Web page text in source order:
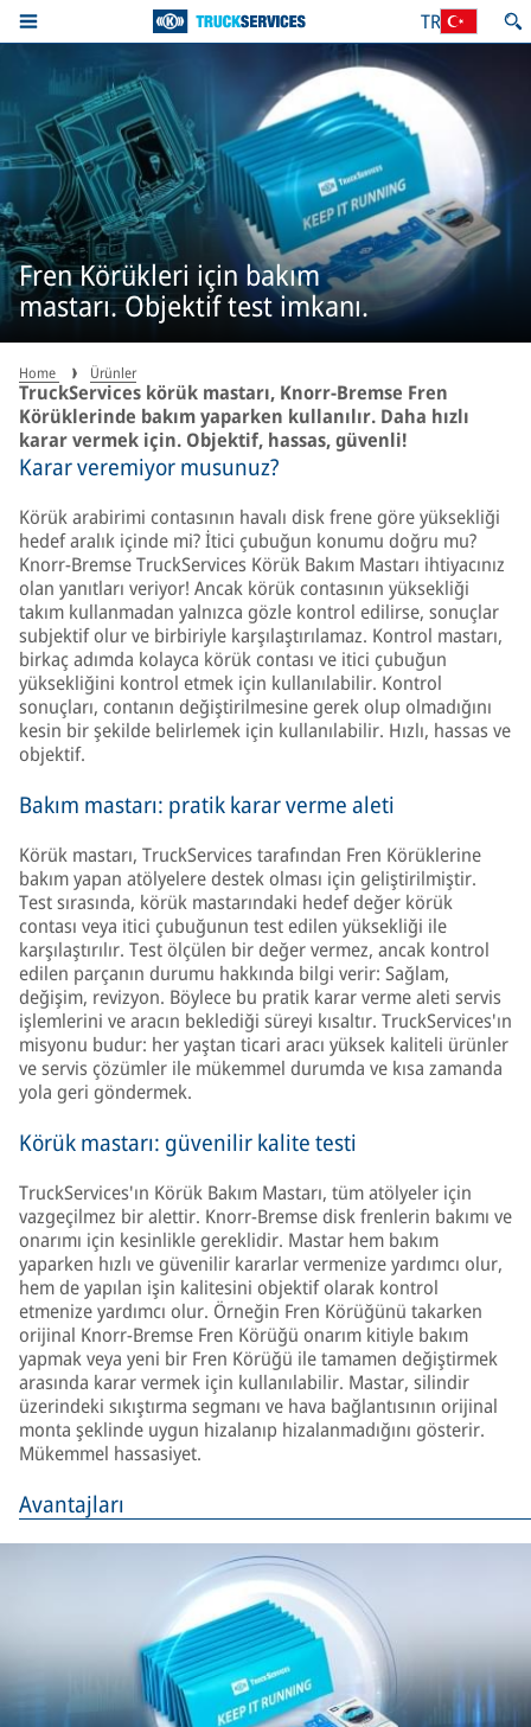
TR
Fren Körükleri için bakım
mastarı. Objektif test imkanı.
Home Ürünler
TruckServices körük mastarı, Knorr-Bremse Fren
Körüklerinde bakım yaparken kullanılır. Daha hızlı
karar vermek için. Objektif, hassas, güvenli!
Karar veremiyor musunuz?
Körük arabirimi contasının havalı disk frene göre yüksekliği
hedef aralık içinde mi? İtici çubuğun konumu doğru mu?
Knorr-Bremse TruckServices Körük Bakım Mastarı ihtiyacınız
olan yanıtları veriyor! Ancak körük contasının yüksekliği
takım kullanmadan yalnızca gözle kontrol edilirse, sonuçlar
subjektif olur ve birbiriyle karşılaştırılamaz. Kontrol mastarı,
birkaç adımda kolayca körük contası ve itici çubuğun
yüksekliğini kontrol etmek için kullanılabilir. Kontrol
sonuçları, contanın değiştirilmesine gerek olup olmadığını
kesin bir şekilde belirlemek için kullanılabilir. Hızlı, hassas ve
objektif.
Bakım mastarı: pratik karar verme aleti
Körük mastarı, TruckServices tarafından Fren Körüklerine
bakım yapan atölyelere destek olması için geliştirilmiştir.
Test sırasında, körük mastarındaki hedef değer körük
contası veya itici çubuğunun test edilen yüksekliği ile
karşılaştırılır. Test ölçülen bir değer vermez, ancak kontrol
edilen parçanın durumu hakkında bilgi verir: Sağlam,
değişim, revizyon. Böylece bu pratik karar verme aleti servis
işlemlerini ve aracın beklediği süreyi kısaltır. TruckServices'ın
misyonu budur: her yaştan ticari aracı yüksek kaliteli ürünler
ve servis çözümler ile mükemmel durumda ve kısa zamanda
yola geri göndermek.
Körük mastarı: güvenilir kalite testi
TruckServices'ın Körük Bakım Mastarı, tüm atölyeler için
vazgeçilmez bir alettir. Knorr-Bremse disk frenlerin bakımı ve
onarımı için kesinlikle gereklidir. Mastar hem bakım
yaparken hızlı ve güvenilir kararlar vermenize yardımcı olur,
hem de yapılan işin kalitesini objektif olarak kontrol
etmenize yardımcı olur. Örneğin Fren Körüğünü takarken
orijinal Knorr-Bremse Fren Körüğü onarım kitiyle bakım
yapmak veya yeni bir Fren Körüğü ile tamamen değiştirmek
arasında karar vermek için kullanılabilir. Mastar, silindir
üzerindeki sıkıştırma segmanı ve hava bağlantısının orijinal
monta şeklinde uygun hizalanıp hizalanmadığını gösterir.
Mükemmel hassasiyet.
Avantajları